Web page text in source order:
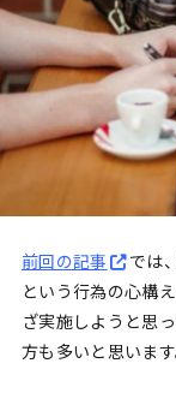
前回の記事
では
という行為の心構
ざ実施しようと思
方も多いと思います